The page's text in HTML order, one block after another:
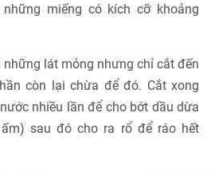
miếng có kích cỡ khoảng
những lát mỏng nhưng chỉ cắt đến
còn lại chừa để đó. Cắt xong
nhiều lần để cho bớt dầu dừa
sau đó cho ra rổ để ráo hết